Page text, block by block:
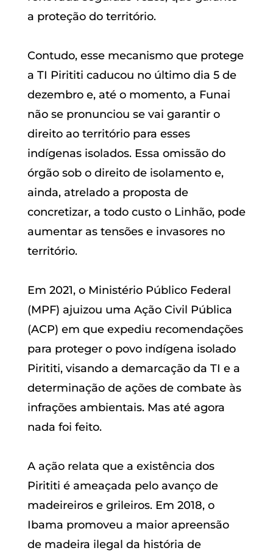
a proteção do território.
Contudo, esse mecanismo que protege
a TI Pirititi caducou no último dia 5 de
dezembro e, até o momento, a Funai
não se pronunciou se vai garantir o
direito ao território para esses
indígenas isolados. Essa omissão do
órgão sob o direito de isolamento e,
ainda, atrelado a proposta de
concretizar, a todo custo o Linhão, pode
aumentar as tensões e invasores no
território.
Em 2021, o Ministério Público Federal
(MPF) ajuizou uma Ação Civil Pública
(ACP) em que expediu recomendações
para proteger o povo indígena isolado
Pirititi, visando a demarcação da TI e a
determinação de ações de combate às
infrações ambientais. Mas até agora
nada foi feito.
A ação relata que a existência dos
Pirititi é ameaçada pelo avanço de
madeireiros e grileiros. Em 2018, o
Ibama promoveu a maior apreensão
de madeira ilegal da história de